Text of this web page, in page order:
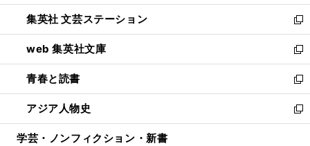
開
く
ウ
ィ
ン
ド
ウ
で
開
く
し
い
ウ
ィ
ン
ド
ウ
で
開
集英社 文芸ステーション
新
し
い
ウ
ィ
ン
ド
ウ
web 集英社文庫
新
し
い
ウ
ィ
ン
青春と読書
新
し
い
ウ
アジア人物史
新
し
学芸・ノンフィクション・新書